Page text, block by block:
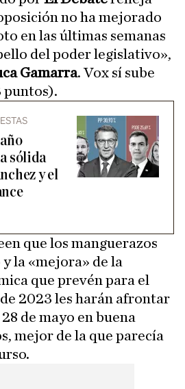
no ha mejorado
en las últimas semanas
del poder legislativo»,
Gamarra. Vox sí sube
puntos).
sólida
y el
que los manguerazos
la «mejora» de la
que prevén para el
2023 les harán afrontar
de mayo en buena
mejor de la que parecía